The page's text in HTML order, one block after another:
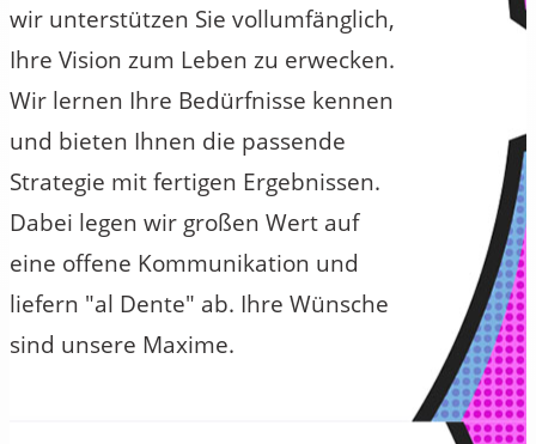
wir unterstützen Sie vollumfänglich,
Ihre Vision zum Leben zu erwecken.
Wir lernen Ihre Bedürfnisse kennen
und bieten Ihnen die passende
Strategie mit fertigen Ergebnissen.
Dabei legen wir großen Wert auf
eine offene Kommunikation und
liefern "al Dente" ab. Ihre Wünsche
sind unsere Maxime.